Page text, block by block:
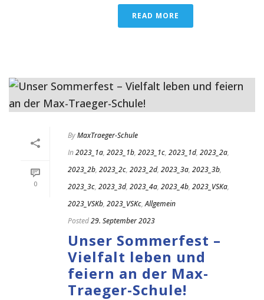
READ MORE
0
ByMaxTraeger-Schule
In2023_1a, 2023_1b, 2023_1c, 2023_1d, 2023_2a,
2023_2b, 2023_2c, 2023_2d, 2023_3a, 2023_3b,
2023_3c, 2023_3d, 2023_4a, 2023_4b, 2023_VSKa,
2023_VSKb, 2023_VSKc,Allgemein
Posted29. September 2023
Unser Sommerfest –
Vielfalt leben und
feiern an der Max-
Traeger-Schule!